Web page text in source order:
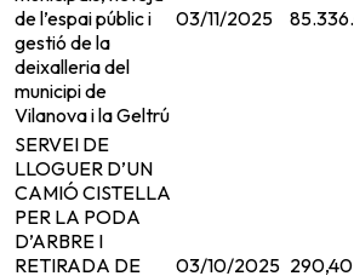
de l’espai públic i
gestió de la
deixalleria del
municipi de
Vilanova i la Geltrú
03/11/2025
SERVEI DE
LLOGUER D’UN
CAMIÓ CISTELLA
PER LA PODA
D’ARBRE I
RETIRADA DE
03/10/2025